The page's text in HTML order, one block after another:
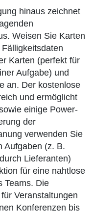
hinaus zeichnet
Weisen Sie Karten
Karten (perfekt für
Aufgabe) und
an. Der kostenlose
und ermöglicht
einige Power-
der
verwenden Sie
Aufgaben (z. B.
Lieferanten)
für eine nahtlose
Teams. Die
Veranstaltungen
Konferenzen bis